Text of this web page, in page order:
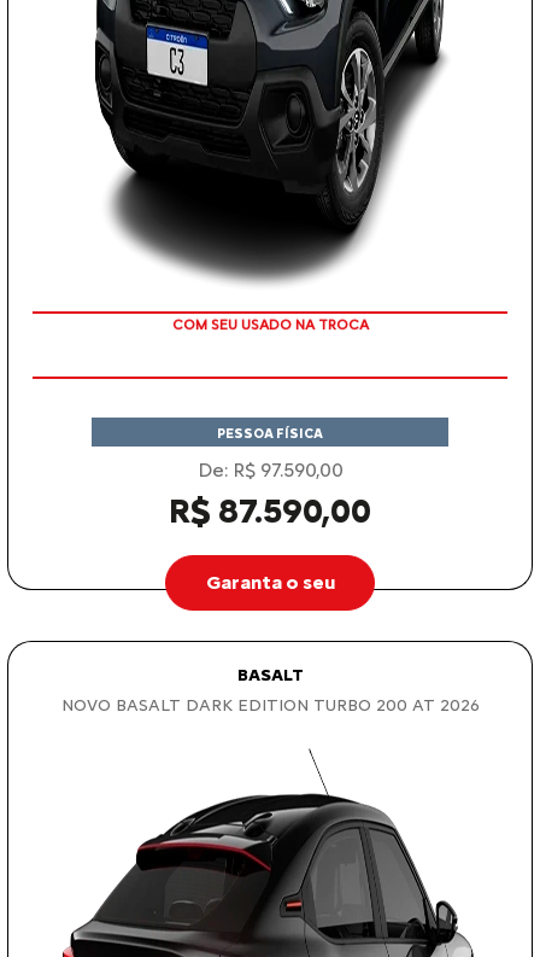
TAXA ZERO
PESSOA FÍSICA
De: R$ 97.590,00
R$ 87.590,00
Garanta o seu
BASALT
NOVO BASALT DARK EDITION TURBO 200 AT 2026